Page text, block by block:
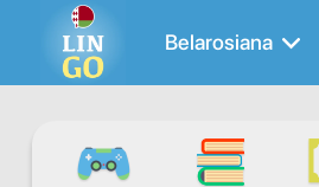
Belarosiana